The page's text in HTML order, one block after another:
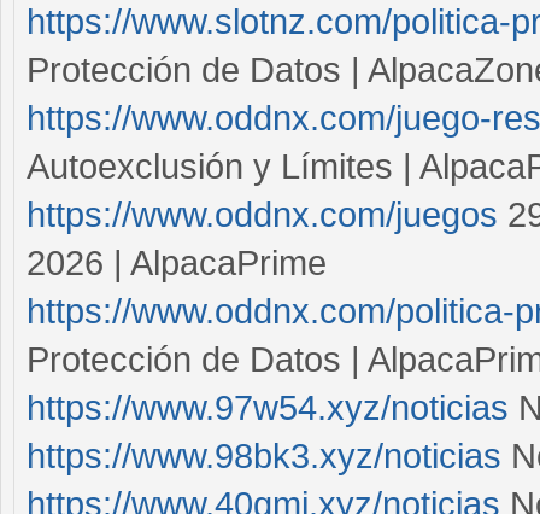
https://www.slotnz.com/politica-
Protección de Datos |
https://www.oddnx.com/juego-
Autoexclusión y Límites |
https://www.oddnx.com/juegos
2026 | AlpacaPrime
https://www.oddnx.com/politica-
Protección de Datos |
https://www.97w54.xyz/noticias
https://www.98bk3.xyz/noticias
https://www.40gmi.xyz/noticias